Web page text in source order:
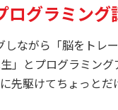
ログラミング
ながら「脳をトレ
」とプログラミン
先駆けてちょっと